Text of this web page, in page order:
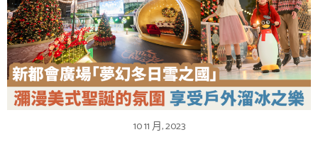
10 11 月, 2023